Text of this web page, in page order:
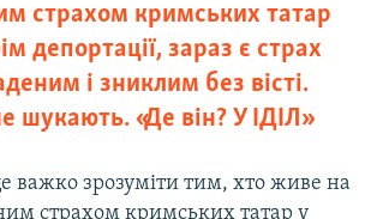
страхом кримських татар
депортації, зараз є страх
і зниклим без вісті.
шукають. «Де він? У ІДІЛ»
важко зрозуміти тим, хто живе на
страхом кримських татар у